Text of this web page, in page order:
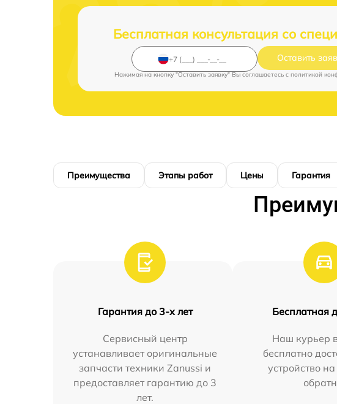
Бесплатная консультация со
Оставить
Нажимая на кнопку "Оставить заявку" Вы соглашаетесь c политикой
Преимущества Этапы работ Цены Гарантия
Гарантия до 3-х лет
Сервисный центр
устанавливает оригинальные
запчасти техники Zanussi и
предоставляет гарантию до 3
лет.
Бесплатная
Наш курьер
бесплатно
устройство